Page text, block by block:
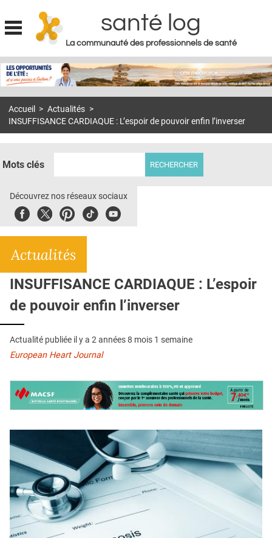
Jump to navigation
santé log
La communauté des professionnels de santé
MON COMPTE
S'ABONNER À LA REVUE SOIN À DOMICILE
DOSSIERS
E-REVUE SAD
L'APP
QUI SOMMES-NOUS ?
PUBLICITÉ
CONDITIONS GÉNÉRALES
CONTACT
Accueil > Actualités >
INSUFFISANCE CARDIAQUE : L’espoir de pouvoir enfin l’inverser
Mots clés
Découvrez nos réseaux sociaux
FacebookTwitterPinterest
TiktokYoubute
Actualités
INSUFFISANCE CARDIAQUE : L’espoir
de pouvoir enfin l’inverser
Actualité publiée il y a 2 années 8 mois 1 semaine
European Heart Journal